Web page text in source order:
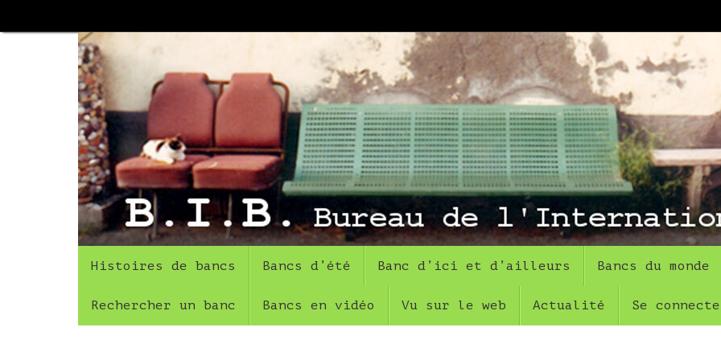
au
Histoires de bancs Bancs d’été Banc d’ici et d’ailleurs Bancs du monde
Rechercher un banc Bancs en vidéo Vu sur le web Actualité Se